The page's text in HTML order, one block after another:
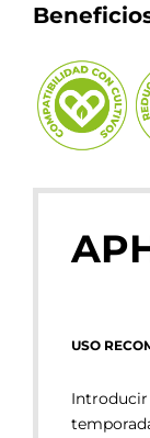
USO
Introducir